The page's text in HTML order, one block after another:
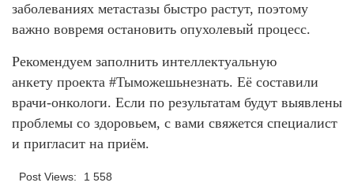
заболеваниях метастазы быстро растут, поэтому
важно вовремя остановить опухолевый процесс.
Рекомендуем заполнить интеллектуальную
анкету проекта #Тыможешьнезнать. Её составили
врачи-онкологи. Если по результатам будут выявлены
проблемы со здоровьем, с вами свяжется специалист
и пригласит на приём.
Post Views: 1 558